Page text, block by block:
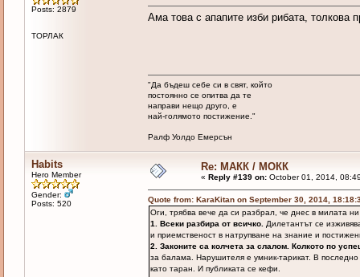
Posts: 2879
ТОРЛАК
Ама това с апапите изби рибата, толкова
"Да бъдеш себе си в свят, който
постоянно се опитва да те
направи нещо друго, е
най-голямото постижение."
Ралф Уолдо Емерсън
Habits
Hero Member
Gender:
Posts: 520
Re: МАКК / МОКК
« Reply #139 on:October 01, 2014,
Quote from: KaraKitan on September 30, 2014,
Оги, трябва вече да си разбрал, че днес в милата
1. Всеки разбира от всичко. Дилетантът се
и приемственост в натрупване на знание и
2. Законите са колчета за слалом. Колкото по
за балама. Нарушителя е умник-тарикат. В
като таран. И публиката се кефи.